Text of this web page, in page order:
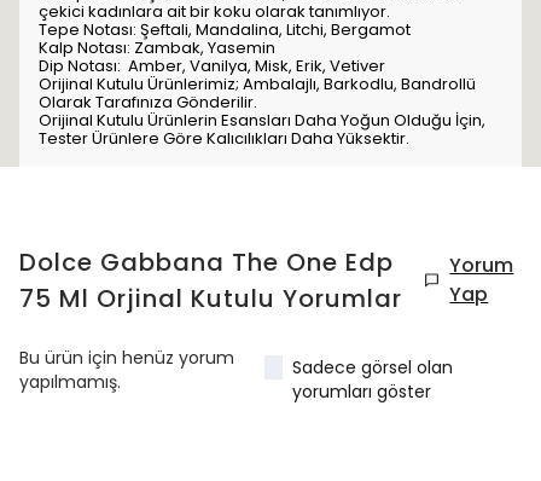
çekici kadınlara ait bir koku olarak tanımlıyor.
Tepe Notası: Şeftali, Mandalina, Litchi, Bergamot
Kalp Notası: Zambak, Yasemin
Dip Notası: Amber, Vanilya, Misk, Erik, Vetiver
Orijinal Kutulu Ürünlerimiz; Ambalajlı, Barkodlu, Bandrollü
Olarak Tarafınıza Gönderilir.
Orijinal Kutulu Ürünlerin Esansları Daha Yoğun Olduğu İçin,
Tester Ürünlere Göre Kalıcılıkları Daha Yüksektir.
Dolce Gabbana The One Edp
75 Ml Orjinal Kutulu Yorumlar
Yorum
Yap
Bu ürün için henüz yorum
yapılmamış.
Sadece görsel olan
yorumları göster